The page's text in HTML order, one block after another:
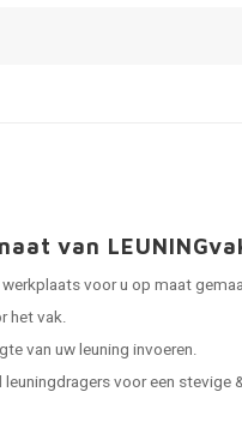
van
voor u op maat
het vak.
van uw leuning invoeren.
voor een stevige